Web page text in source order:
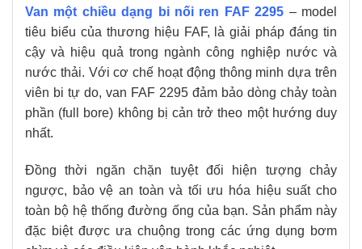
Van một chiều dạng bi nối ren FAF 2295 – model
tiêu biểu của thương hiệu FAF, là giải pháp đáng tin
cậy và hiệu quả trong ngành công nghiệp nước và
nước thải. Với cơ chế hoạt động thông minh dựa trên
viên bi tự do, van FAF 2295 đảm bảo dòng chảy toàn
phần (full bore) không bị cản trở theo một hướng duy
nhất.
Đồng thời ngăn chặn tuyệt đối hiện tượng chảy
ngược, bảo vệ an toàn và tối ưu hóa hiệu suất cho
toàn bộ hệ thống đường ống của bạn. Sản phẩm này
đặc biệt được ưa chuộng trong các ứng dụng bơm